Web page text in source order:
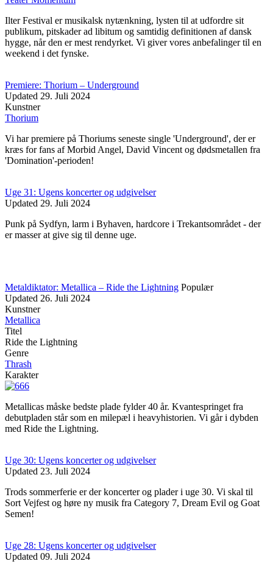
Ilter Festival er musikalsk nytænkning, lysten til at udfordre sit
publikum, pitskader ad libitum og samtidig definitionen af dansk
hygge, når den er mest rendyrket. Vi giver vores anbefalinger til en
weekend i det fynske.
Premiere: Thorium – Underground
Updated 29. Juli 2024
Kunstner
Thorium
Vi har premiere på Thoriums seneste single 'Underground', der er
kræs for fans af Morbid Angel, David Vincent og dødsmetallen fra
'Domination'-perioden!
Uge 31: Ugens koncerter og udgivelser
Updated 29. Juli 2024
Punk på Sydfyn, larm i Byhaven, hardcore i Trekantsområdet - der
er masser at give sig til denne uge.
Metaldiktator: Metallica – Ride the Lightning Populær
Updated 26. Juli 2024
Kunstner
Metallica
Titel
Ride the Lightning
Genre
Thrash
Karakter
Metallicas måske bedste plade fylder 40 år. Kvantespringet fra
debutpladen står som en milepæl i heavyhistorien. Vi går i dybden
med Ride the Lightning.
Uge 30: Ugens koncerter og udgivelser
Updated 23. Juli 2024
Trods sommerferie er der koncerter og plader i uge 30. Vi skal til
Sort Vejfest og høre ny musik fra Category 7, Dream Evil og Goat
Semen!
Uge 28: Ugens koncerter og udgivelser
Updated 09. Juli 2024